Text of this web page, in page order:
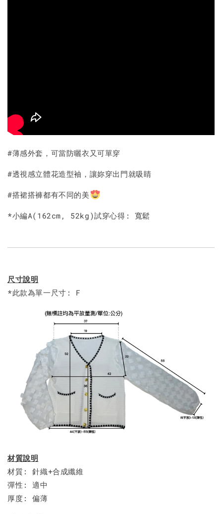
#薄感外套，可當防曬衣又可單穿
#透視感立體花造型袖，讓妳穿出門就吸睛
#搭裙搭褲都有不同的美
*小編A(162cm, 52kg)試穿心得: 寬鬆
尺寸說明
*此款為單一尺寸: F
材質說明
材質: 針織+合成纖維
彈性: 適中
厚度: 偏薄